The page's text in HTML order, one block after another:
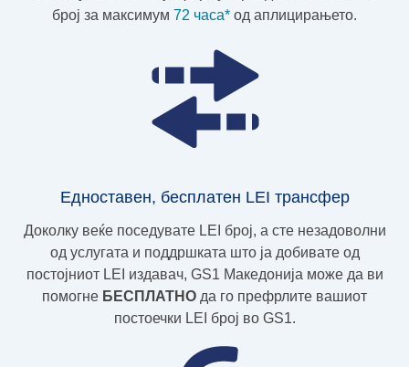
број за максимум 72 часа* од аплицирањето.
Едноставен, бесплатен LEI трансфер
Доколку веќе поседувате LEI број, а сте незадоволни
од услугата и поддршката што ја добивате од
постојниот LEI издавач, GS1 Македонија може да ви
помогне БЕСПЛАТНО да го префрлите вашиот
постоечки LEI број во GS1.